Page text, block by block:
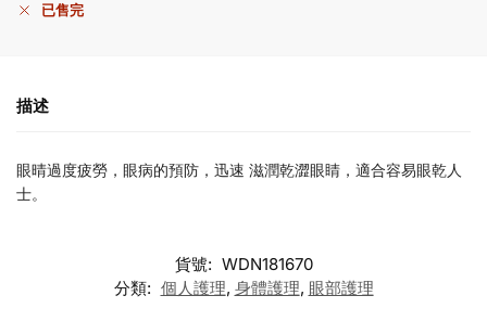
已售完
描述
眼晴過度疲勞，眼病的預防，迅速 ​​滋潤乾澀眼睛，適合容易眼乾人
士。
貨號: WDN181670
分類: 個人護理, 身體護理, 眼部護理